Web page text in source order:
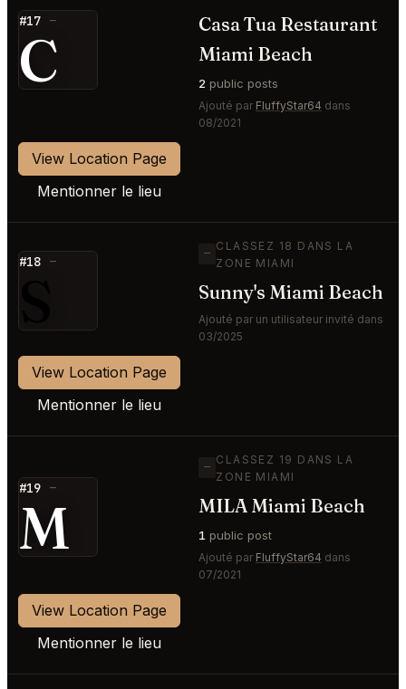
#17 —
C
Casa Tua Restaurant
Miami Beach
2 public posts
Ajouté par FluffyStar64 dans
08/2021
View Location Page
Mentionner le lieu
#18 —
—
CLASSEZ 18 DANS LA
ZONE MIAMI
Sunny's Miami Beach
Ajouté par un utilisateur invité dans
03/2025
View Location Page
Mentionner le lieu
#19 —
M
—
CLASSEZ 19 DANS LA
ZONE MIAMI
MILA Miami Beach
1 public post
Ajouté par FluffyStar64 dans
07/2021
View Location Page
Mentionner le lieu